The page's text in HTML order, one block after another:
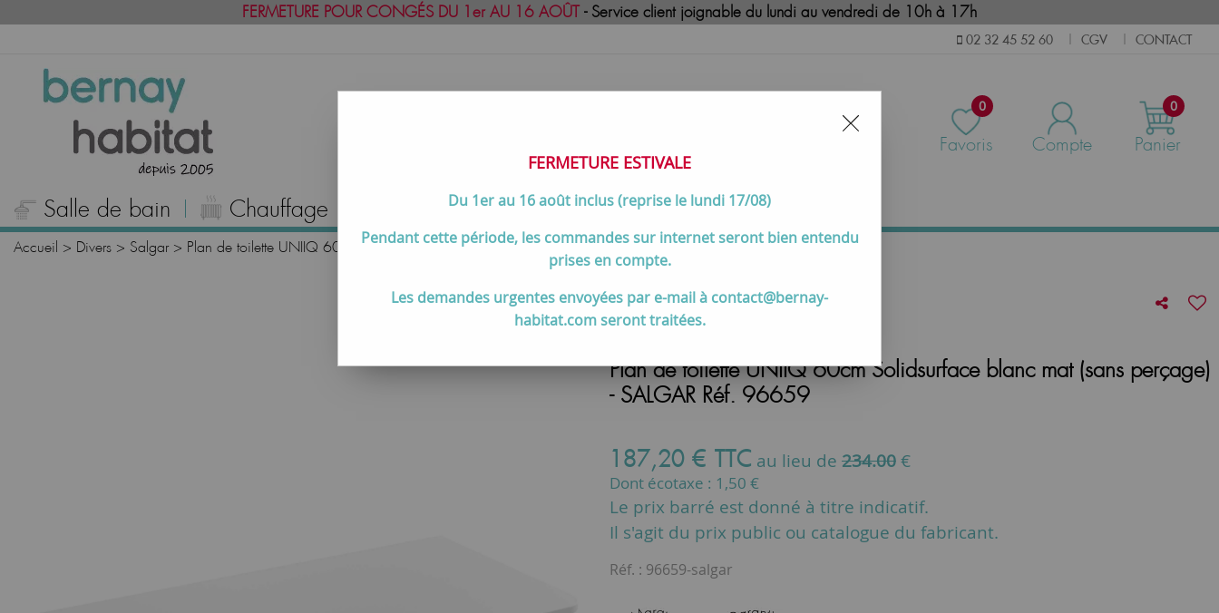
FERMETURE POUR CONGÉS DU 1er AU 16 AOÛT- Service client joignable du lundi au vendredi de 10h à 17h
02 32 45 52 60 CGV CONTACT
0
Favoris Compte
0
Panier
Salle de bain Chauffage Cuisson Meilleures ventes Contactez-nous
Accueil > Divers > Salgar > Plan de toilette UNIIQ 60cm Solidsurface blanc mat (sans perçage) - SALGAR Réf. 96659
Plan de toilette UNIIQ 60cm Solidsurface blanc mat (sans perçage)
- SALGAR Réf. 96659
187,20 € TTC au lieu de 234.00€
Dont écotaxe : 1,50 €
Le prix barré est donné à titre indicatif.
Il s'agit du prix public ou catalogue du fabricant.
Réf. : 96659-salgar
FERMETURE ESTIVALE
Du 1er au 16 août inclus (reprise le lundi 17/08)
Pendant cette période, les commandes sur internet seront bien entendu
prises en compte.
Les demandes urgentes envoyées par e-mail à contact@bernay-
habitat.com seront traitées.